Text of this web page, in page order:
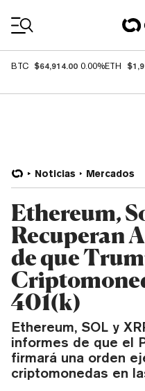
BTC $64,914.00 0.00%ETH
Noticias Mercados
Ethereum,
Recuperan
de que
401(k)
Ethereum, SOL y
informes de que el
firmará una orden
criptomonedas en